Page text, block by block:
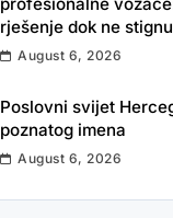
rješenje dok ne
August 6, 2026
Poslovni svijet
poznatog imena
August 6, 2026